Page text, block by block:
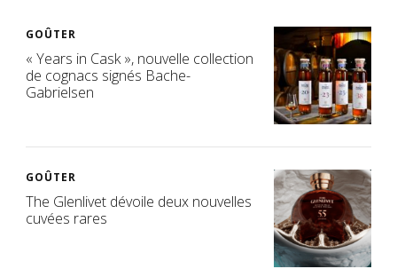
GOÛTER
« Years in Cask », nouvelle collection
de cognacs signés Bache-
Gabrielsen
GOÛTER
The Glenlivet dévoile deux nouvelles
cuvées rares